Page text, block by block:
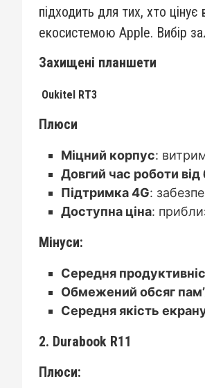
підходить для тих, хто
екосистемою Apple. Вибір
Захищені планшети
Oukitel RT3
Плюси
Міцний корпус:
Довгий час роботи від
Підтримка 4G:
Доступна ціна:
Мінуси:
Середня
Обмежений обсяг
Середня якість
2. Durabook R11
Плюси: